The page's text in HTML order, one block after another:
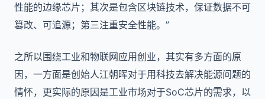
性能的边缘芯片；其次是包含区块链技术，保证数据不可
篡改、可追源；第三注重安全性能。”
之所以围绕工业和物联网应用创业，其实有多方面的原
因，一方面是创始人江朝晖对于用科技去解决能源问题的
情怀，更实际的原因是工业市场对于SoC芯片的需求，以